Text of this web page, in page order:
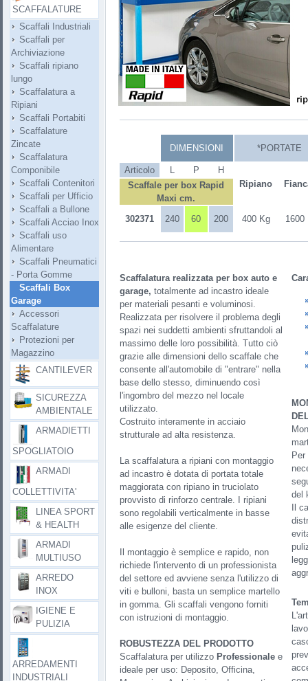
DIMENSIONI *PORTATE
Articolo L P
H
Ripiano
Scaffale per box Rapid
Maxi cm.
302371
240 60 200 400 Kg 1600
Scaffalatura realizzata per box auto e
garage, totalmente ad incastro ideale
per materiali pesanti e voluminosi.
Realizzata per risolvere il problema degli
spazi nei suddetti ambienti sfruttandoli al
massimo delle loro possibilità. Tutto ciò
grazie alle dimensioni dello scaffale che
consente all'automobile di "entrare" nella
base dello stesso, diminuendo così
l'ingombro del mezzo nel locale
utilizzato.
Costruito interamente in acciaio
strutturale ad alta resistenza.
La scaffalatura a ripiani con montaggio
ad incastro è dotata di portata totale
maggiorata con ripiano in truciolato
provvisto di rinforzo centrale. I ripiani
sono regolabili verticalmente in basse
alle esigenze del cliente.
Il montaggio è semplice e rapido, non
richiede l'intervento di un professionista
del settore ed avviene senza l'utilizzo di
viti e bulloni, basta un semplice martello
in gomma. Gli scaffali vengono forniti
con istruzioni di montaggio.
ROBUSTEZZA DEL PRODOTTO
Scaffalatura per utilizzo Professionale e
ideale per uso: Deposito, Officina,
del
Il
SCAFFALATURE
Scaffali Industriali
Scaffali per
Archiviazione
Scaffali ripiano
lungo
Scaffalatura a
Ripiani
Scaffali Portabiti
Scaffalature
Zincate
Scaffalatura
Componibile
Scaffali Contenitori
Scaffali per Ufficio
Scaffali a Bullone
Scaffali Acciao Inox
Scaffali uso
Alimentare
Scaffali Pneumatici
- Porta Gomme
Scaffali Box
Garage
Accessori
Scaffalature
Protezioni per
Magazzino
CANTILEVER
SICUREZZA
AMBIENTALE
ARMADIETTI
SPOGLIATOIO
ARMADI
COLLETTIVITA'
LINEA SPORT
& HEALTH
ARMADI
MULTIUSO
ARREDO
INOX
IGIENE E
PULIZIA
ARREDAMENTI
INDUSTRIALI